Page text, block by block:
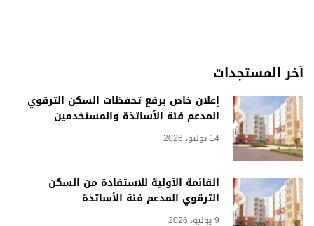
آخر المستجدات
إعلان خاص برفع تحفظات السكن الترقوي
المدعم فئة الأساتذة والمستخدمين
14 يوليو، 2026
القائمة الأولية للاستفادة من السكن
الترقوي المدعم فئة الأساتذة
9 يوليو، 2026